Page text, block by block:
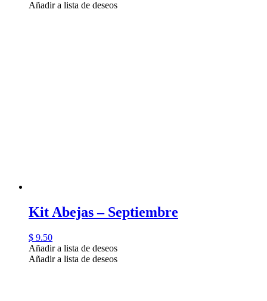
Añadir a lista de deseos
Kit Abejas – Septiembre
$ 9.50
Añadir a lista de deseos
Añadir a lista de deseos